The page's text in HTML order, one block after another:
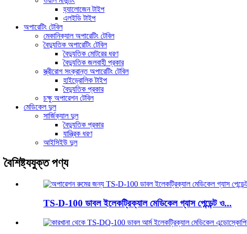
হ্যালোজেন টাইপ
এলইডি টাইপ
অপারেটিং টেবিল
মেকানিক্যাল অপারেটিং টেবিল
বৈদ্যুতিক অপারেটিং টেবিল
বৈদ্যুতিক মোটরের ধরণ
বৈদ্যুতিক জলবাহী প্রকার
স্ত্রীরোগ সংক্রান্ত অপারেটিং টেবিল
হাইড্রোলিক টাইপ
বৈদ্যুতিক প্রকার
চক্ষু অপারেশন টেবিল
মেডিকেল দুল
সার্জিক্যাল দুল
বৈদ্যুতিক প্রকার
যান্ত্রিক ধরণ
আইসিইউ দুল
বৈশিষ্ট্যযুক্ত পণ্য
TS-D-100 ডাবল ইলেকট্রিক্যাল মেডিকেল গ্যাস পেন্ডেন্ট ও...